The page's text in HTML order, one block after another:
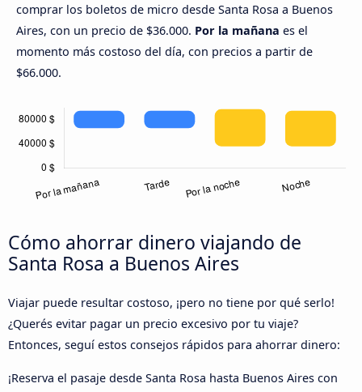
comprar los boletos de micro desde Santa Rosa a Buenos
Aires, con un precio de $36.000. Por la mañana es el
momento más costoso del día, con precios a partir de
$66.000.
Cómo ahorrar dinero viajando de
Santa Rosa a Buenos Aires
Viajar puede resultar costoso, ¡pero no tiene por qué serlo!
¿Querés evitar pagar un precio excesivo por tu viaje?
Entonces, seguí estos consejos rápidos para ahorrar dinero:
¡Reserva el pasaje desde Santa Rosa hasta Buenos Aires con